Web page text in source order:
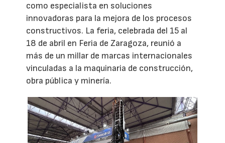
como especialista en soluciones
innovadoras para la mejora de los procesos
constructivos. La feria, celebrada del 15 al
18 de abril en Feria de Zaragoza, reunió a
más de un millar de marcas internacionales
vinculadas a la maquinaria de construcción,
obra pública y minería.